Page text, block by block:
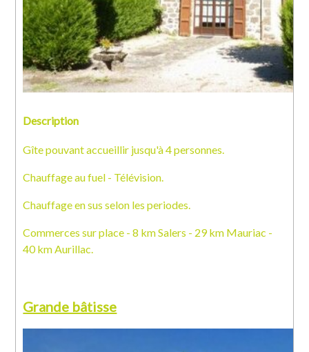
Description
Gîte pouvant accueillir jusqu'à 4 personnes.
Chauffage au fuel - Télévision.
Chauffage en sus selon les periodes.
Commerces sur place - 8 km Salers - 29 km Mauriac -
40 km Aurillac.
Grande bâtisse